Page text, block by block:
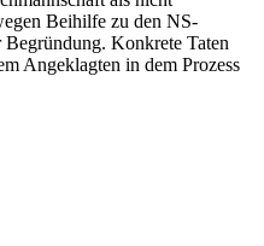
Beihilfe zu den NS-
Begründung. Konkrete Taten
Angeklagten in dem Prozess